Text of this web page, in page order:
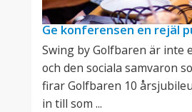
Ge konferensen en rejäl
Swing by Golfbaren är inte
och den sociala samvaron
firar Golfbaren 10
in till som ...